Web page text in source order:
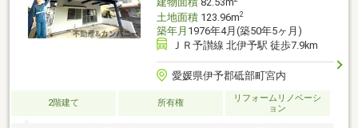
建物面積82.53m
土地面積123.96m2
築年月 1976年4月(築50年5ヶ月)
ＪＲ予讃線 北伊予駅 徒歩7.9km
愛媛県伊予郡砥部町宮内
2階建て 所有権
リフォームリノベーシ
ョン